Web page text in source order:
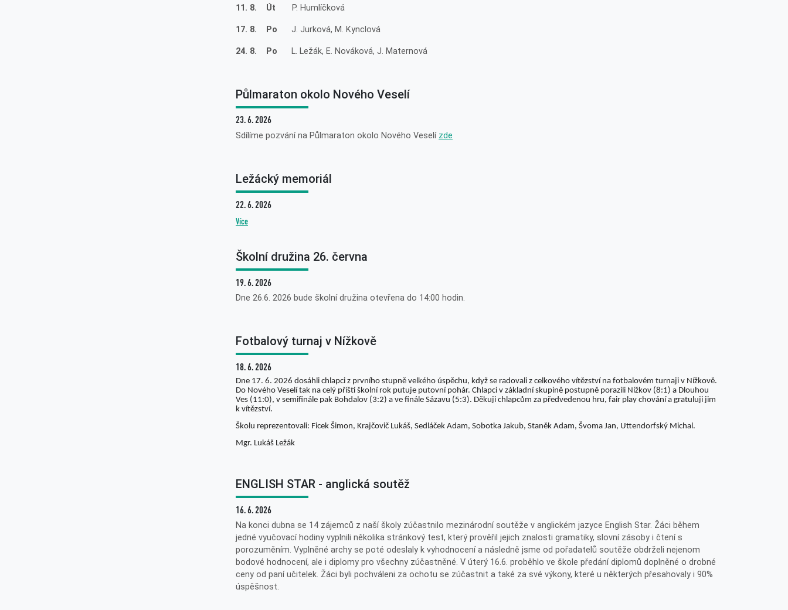
11. 8. Út P. Humlíčková
17. 8. Po J. Jurková, M. Kynclová
24. 8. Po L. Ležák, E. Nováková, J. Maternová
Půlmaraton okolo Nového Veselí
23. 6. 2026
Sdílíme pozvání na Půlmaraton okolo Nového Veselí zde
Ležácký memoriál
22. 6. 2026
Více
Školní družina 26. června
19. 6. 2026
Dne 26.6. 2026 bude školní družina otevřena do 14:00 hodin.
Fotbalový turnaj v Nížkově
18. 6. 2026
Dne 17. 6. 2026 dosáhli chlapci z prvního stupně velkého úspěchu, když se radovali z celkového vítězství na fotbalovém turnaji v Nížkově.
Do Nového Veselí tak na celý příští školní rok putuje putovní pohár. Chlapci v základní skupině postupně porazili Nížkov (8:1) a Dlouhou
Ves (11:0), v semifinále pak Bohdalov (3:2) a ve finále Sázavu (5:3). Děkuji chlapcům za předvedenou hru, fair play chování a gratuluji jim
k vítězství.
Školu reprezentovali: Ficek Šimon, Krajčovič Lukáš, Sedláček Adam, Sobotka Jakub, Staněk Adam, Švoma Jan, Uttendorfský Michal.
Mgr. Lukáš Ležák
ENGLISH STAR - anglická soutěž
16. 6. 2026
Na konci dubna se 14 zájemců z naší školy zúčastnilo mezinárodní soutěže v anglickém jazyce English Star. Žáci během
jedné vyučovací hodiny vyplnili několika stránkový test, který prověřil jejich znalosti gramatiky, slovní zásoby i čtení s
porozuměním. Vyplněné archy se poté odeslaly k vyhodnocení a následně jsme od pořadatelů soutěže obdrželi nejenom
bodové hodnocení, ale i diplomy pro všechny zúčastněné. V úterý 16.6. proběhlo ve škole předání diplomů doplněné o drobné
ceny od paní učitelek. Žáci byli pochváleni za ochotu se zúčastnit a také za své výkony, které u některých přesahovaly i 90%
úspěšnost.